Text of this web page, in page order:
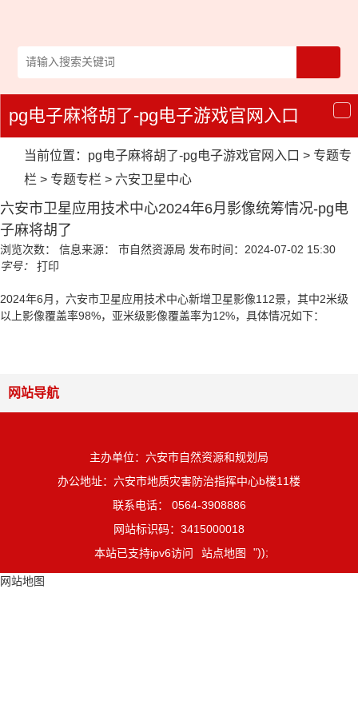
导
航
pg电子麻将胡了-pg电子游戏官网入口
当前位置： pg电子麻将胡了-pg电子游戏官网入口 > 专题专
栏 > 专题专栏 > 六安卫星中心
六安市卫星应用技术中心2024年6月影像统筹情况-pg电
子麻将胡了
浏览次数： 信息来源： 市自然资源局 发布时间：2024-07-02 15:30
字号：
打印
2024年6月，六安市卫星应用技术中心新增卫星影像112景，其中2米级
以上影像覆盖率98%，亚米级影像覆盖率为12%，具体情况如下：
网站导航
主办单位：六安市自然资源和规划局
办公地址：六安市地质灾害防治指挥中心b楼11楼
联系电话： 0564-3908886
网站标识码：3415000018
本站已支持ipv6访问
站点地图 "));
网站地图